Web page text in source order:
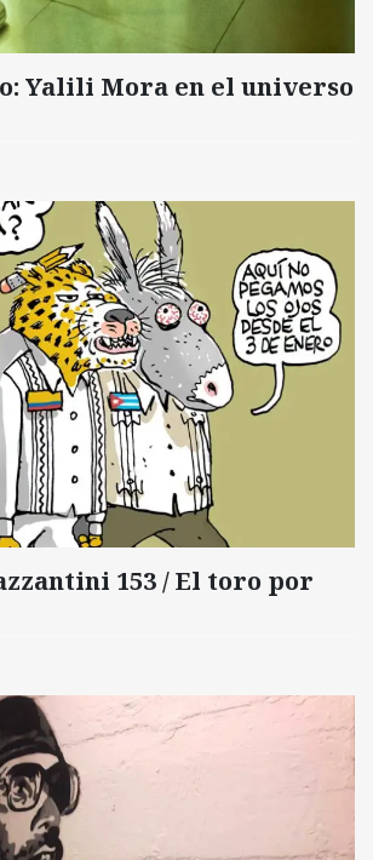
Yalili Mora en el universo
153 / El toro por